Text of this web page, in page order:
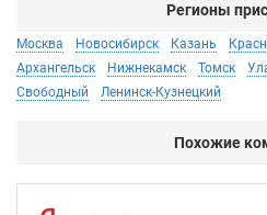
Регионы
Москва Новосибирск Казань
Архангельск
Нижнекамск Томск
Свободный
Ленинск-Кузнецкий
Похожие